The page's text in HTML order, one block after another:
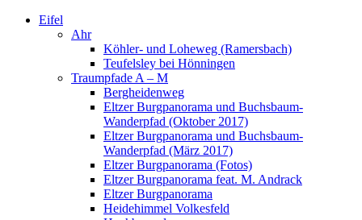
Eifel
Ahr
Köhler- und Loheweg (Ramersbach)
Teufelsley bei Hönningen
Traumpfade A – M
Bergheidenweg
Eltzer Burgpanorama und Buchsbaum-
Wanderpfad (Oktober 2017)
Eltzer Burgpanorama und Buchsbaum-
Wanderpfad (März 2017)
Eltzer Burgpanorama (Fotos)
Eltzer Burgpanorama feat. M. Andrack
Eltzer Burgpanorama
Heidehimmel Volkesfeld